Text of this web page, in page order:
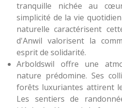
tranquille nichée au
simplicité de la vie
naturelle caractérisent
d'Anwil valorisent la
esprit de solidarité.
Arboldswil offre une
nature prédomine. Ses
forêts luxuriantes attirent
Les sentiers de